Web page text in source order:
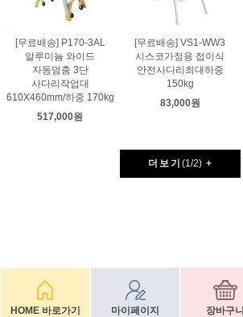
[무료배송] P170-3AL
알루미늄 와이드
자동멈춤 3단
사다리작업대
610X460mm/하중 170kg
517,000원
[무료배송] VS1-WW3
시스코가정용 접이식
안전사다리최대하중
150kg
83,000원
더보기 (1/2)+
HOME 바로가기 마이페이지 장바구니